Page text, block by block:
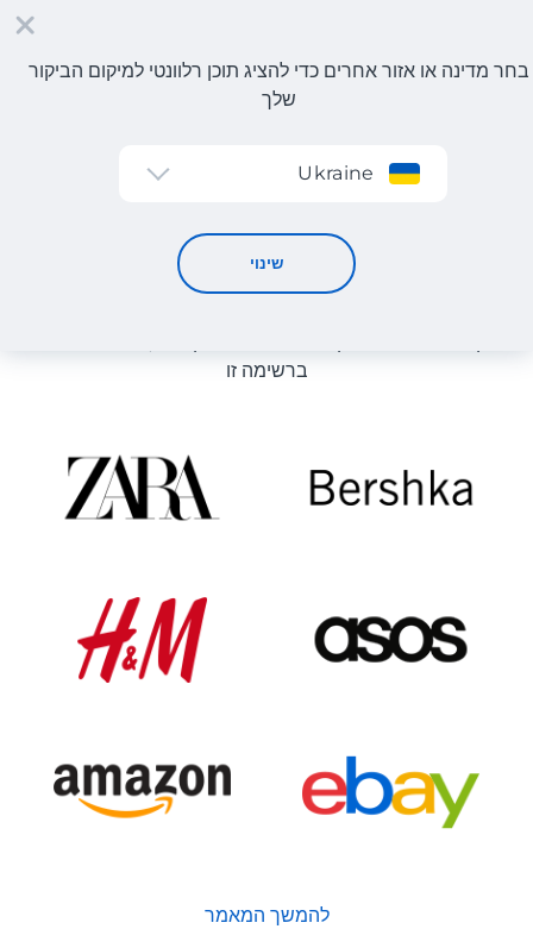
בחר מדינה או אזור אחרים כדי להציג תוכן רלוונטי למיקום הביקור
שלך
Ukraine
שינוי
קטלוג חנויות
קטלוג חנויות
ברשימה זו
להמשך המאמר